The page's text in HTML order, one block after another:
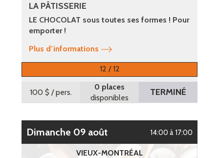
LA PÂTISSERIE
LE CHOCOLAT sous toutes ses formes ! Pour
emporter !
Plus d’informations
12 / 12
100 $ / pers.
0 places
disponibles
TERMINÉ
dimanche 09 août 14:00 à 17:00
VIEUX-MONTRÉAL